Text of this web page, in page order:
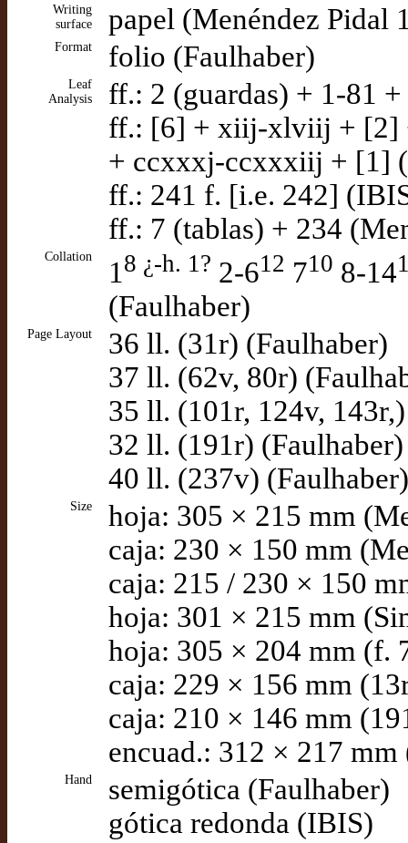
Writing
surface
papel (Menéndez Pidal
Format folio (Faulhaber)
Leaf
Analysis
ff.: 2 (guardas) + 1-81
ff.: [6] + xiij-xlviij +
+ ccxxxj-ccxxxiij + [1]
ff.: 241 f. [i.e. 242]
ff.: 7 (tablas) + 234
Collation 1 8 ¿-h. 1? 2-612 710 8-14
(Faulhaber)
Page Layout
36 ll. (31r) (Faulhaber)
37 ll. (62v, 80r)
35 ll. (101r, 124v,
32 ll. (191r) (Faulhaber)
40 ll. (237v) (Faulhaber)
Size
hoja: 305 × 215 mm
caja: 230 × 150 mm
caja: 215 / 230 × 150
hoja: 301 × 215 mm
hoja: 305 × 204 mm (f.
caja: 229 × 156 mm
caja: 210 × 146 mm
encuad.: 312 × 217 mm
Hand
semigótica (Faulhaber)
gótica redonda (IBIS)